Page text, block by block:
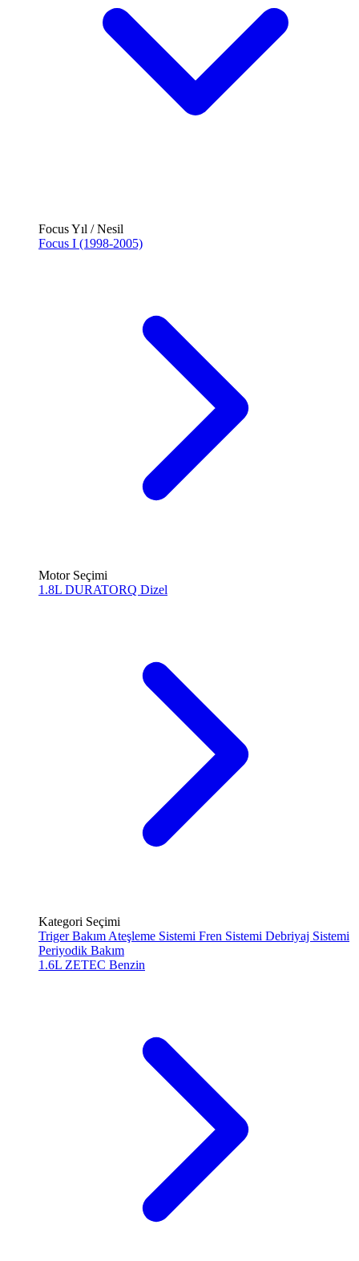
Focus Yıl / Nesil
Focus I (1998-2005)
Motor Seçimi
1.8L DURATORQ Dizel
Kategori Seçimi
Triger Bakım Ateşleme Sistemi Fren Sistemi Debriyaj Sistemi
Periyodik Bakım
1.6L ZETEC Benzin